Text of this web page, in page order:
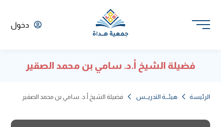
دخول
فضيلة الشيخ أ.د. سامي بن محمد الصقير
الرئيسة هيئـــة التدريـــس فضيلة الشيخ أ.د. سامي بن محمد الصقير